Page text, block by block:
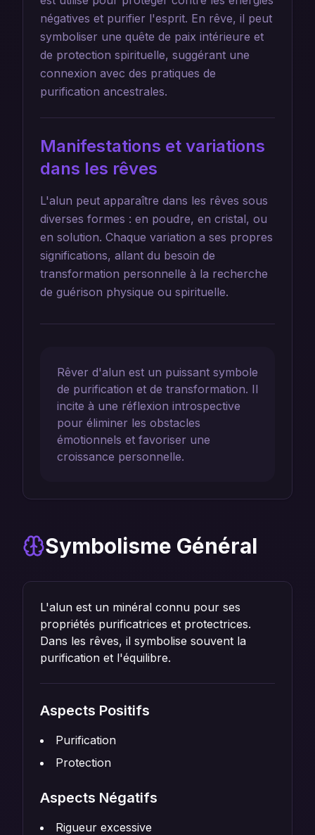
négatives et purifier l'esprit. En rêve, il peut
symboliser une quête de paix intérieure et
de protection spirituelle, suggérant une
connexion avec des pratiques de
purification ancestrales.
Manifestations et variations
dans les rêves
L'alun peut apparaître dans les rêves sous
diverses formes : en poudre, en cristal, ou
en solution. Chaque variation a ses propres
significations, allant du besoin de
transformation personnelle à la recherche
de guérison physique ou spirituelle.
Rêver d'alun est un puissant symbole
de purification et de transformation. Il
incite à une réflexion introspective
pour éliminer les obstacles
émotionnels et favoriser une
croissance personnelle.
Symbolisme Général
L'alun est un minéral connu pour ses
propriétés purificatrices et protectrices.
Dans les rêves, il symbolise souvent la
purification et l'équilibre.
Aspects Positifs
Purification
Protection
Aspects Négatifs
Rigueur excessive